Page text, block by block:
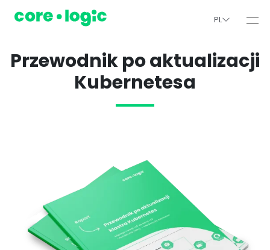
PL
Przewodnik po aktualizacji
Kubernetesa